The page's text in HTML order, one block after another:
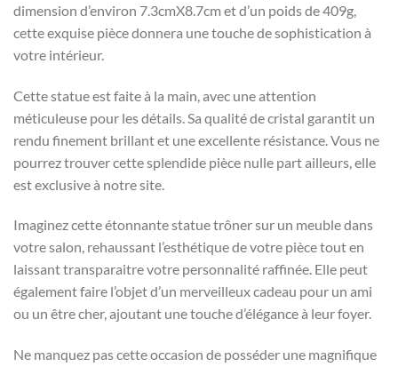
dimension d’environ 7.3cmX8.7cm et d’un poids de 409g,
cette exquise pièce donnera une touche de sophistication à
votre intérieur.
Cette statue est faite à la main, avec une attention
méticuleuse pour les détails. Sa qualité de cristal garantit un
rendu finement brillant et une excellente résistance. Vous ne
pourrez trouver cette splendide pièce nulle part ailleurs, elle
est exclusive à notre site.
Imaginez cette étonnante statue trôner sur un meuble dans
votre salon, rehaussant l’esthétique de votre pièce tout en
laissant transparaitre votre personnalité raffinée. Elle peut
également faire l’objet d’un merveilleux cadeau pour un ami
ou un être cher, ajoutant une touche d’élégance à leur foyer.
Ne manquez pas cette occasion de posséder une magnifique